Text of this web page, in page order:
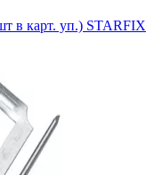
в карт. уп.) STARFIX